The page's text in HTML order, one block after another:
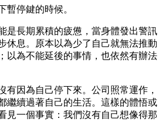
暫停鍵的時候。
是長期累積的疲憊，當身體發出警訊
休息。原本以為少了自己就無法推動
以為不能延後的事情，也依然有辦法
有因為自己停下來。公司照常運作，
繼續過著自己的生活。這樣的體悟或
見一個事實：我們沒有自己想像得那